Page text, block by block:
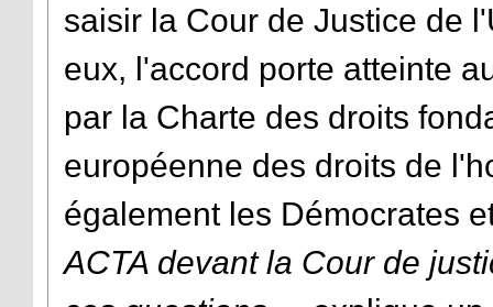
saisir la Cour de Justice de
eux, l'accord porte atteinte
par la Charte des droits
européenne des droits de
également les Démocrates
ACTA devant la Cour de